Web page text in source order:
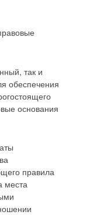
так и
обеспечения
основания
правила
места